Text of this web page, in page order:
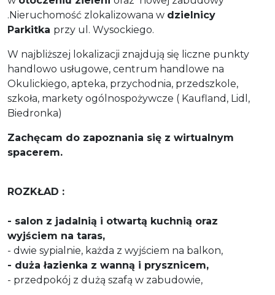
.Nieruchomość zlokalizowana w dzielnicy
Parkitka przy ul. Wysockiego.
W najbliższej lokalizacji znajdują się liczne punkty
handlowo usługowe, centrum handlowe na
Okulickiego, apteka, przychodnia, przedszkole,
szkoła, markety ogólnospożywcze ( Kaufland, Lidl,
Biedronka)
Zachęcam do zapoznania się z wirtualnym
spacerem.
ROZKŁAD :
- salon z jadalnią i otwartą kuchnią oraz
wyjściem na taras,
- dwie sypialnie, każda z wyjściem na balkon,
- duża łazienka z wanną i prysznicem,
- przedpokój z dużą szafą w zabudowie,